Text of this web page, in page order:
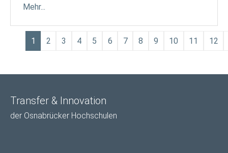
Mehr...
1 2 3 4 5 6 7 8 9 10 11 12
Transfer & Innovation
der Osnabrücker Hochschulen